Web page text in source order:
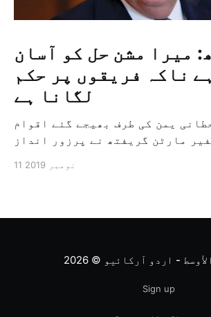
میرا مشن حل کو آسان
ناکہ فریقوں پر حکم
لگانا ہے
یمن کی طرف بھیجے گئے اقوام
مارٹن گریفتھ نے پرزور انداز
کشمکش کی حدبندی کرنے کے لئے ایک
11 نومبر 2019
- اردو آرکائیو © 2026
Sign up